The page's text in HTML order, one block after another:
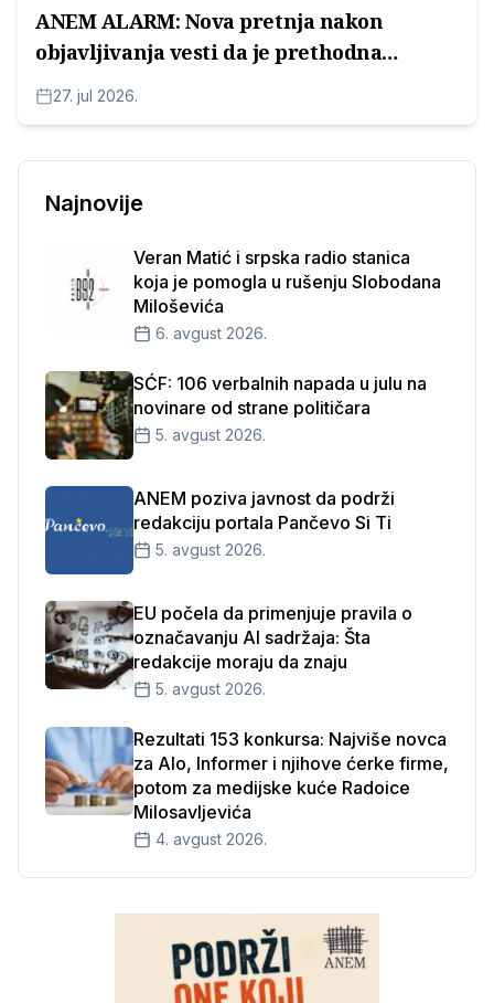
ANEM ALARM: Nova pretnja nakon
objavljivanja vesti da je prethodna
pretnja prijavljena
27. jul 2026.
Najnovije
Veran Matić i srpska radio stanica
koja je pomogla u rušenju Slobodana
Miloševića
6. avgust 2026.
SĆF: 106 verbalnih napada u julu na
novinare od strane političara
5. avgust 2026.
ANEM poziva javnost da podrži
redakciju portala Pančevo Si Ti
5. avgust 2026.
EU počela da primenjuje pravila o
označavanju AI sadržaja: Šta
redakcije moraju da znaju
5. avgust 2026.
Rezultati 153 konkursa: Najviše novca
za Alo, Informer i njihove ćerke firme,
potom za medijske kuće Radoice
Milosavljevića
4. avgust 2026.